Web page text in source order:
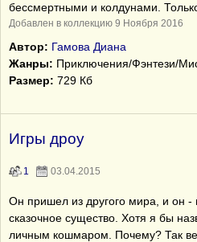
бессмертными и колдунами.
Добавлен в коллекцию 9 Ноября 2016
Автор: Гамова Диана
Жанры: Приключения/Фэнтези/
Размер: 729 Кб
Игры дроу
1 03.04.2015
Он пришел из другого мира, и он -
сказочное существо. Хотя я бы
личным кошмаром. Почему? Так